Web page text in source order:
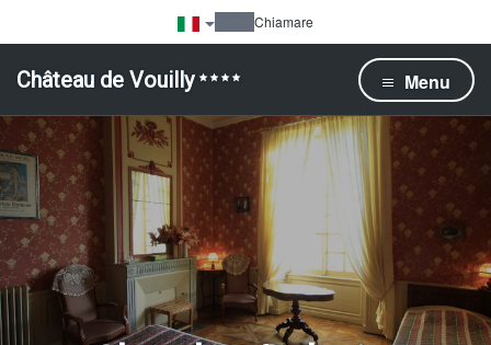
Chiamare
Château de Vouilly Menu